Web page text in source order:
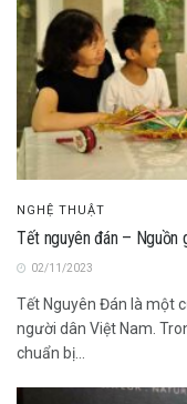
NGHỆ THUẬT
Tết nguyên đán – Nguồn
02/11/2023
Tết Nguyên Đán là một
người dân Việt Nam.
chuẩn bị...